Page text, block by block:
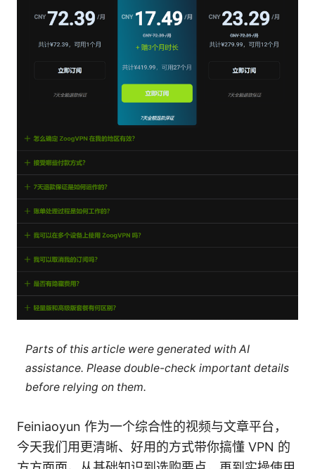
Parts of this article were generated with AI
assistance. Please double-check important details
before relying on them.
Feiniaoyun 作为一个综合性的视频与文章平台，
今天我们用更清晰、好用的方式带你搞懂 VPN 的